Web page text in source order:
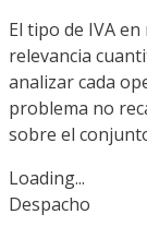
El tipo de IVA
relevancia
analizar cada
problema no
sobre el
Loading...
Despacho